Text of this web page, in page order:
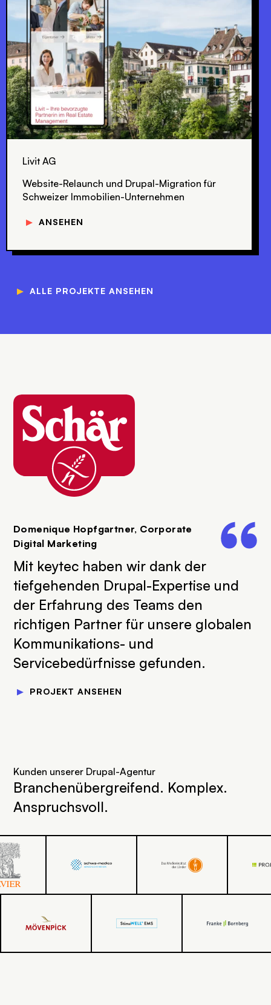
Livit AG
Website-Relaunch und Drupal-Migration für
Schweizer Immobilien-Unternehmen
▼ ANSEHEN
▼ ALLE PROJEKTE ANSEHEN
SVG
Domenique Hopfgartner, Corporate
Digital Marketing
Mit keytec haben wir dank der
tiefgehenden Drupal-Expertise und
der Erfahrung des Teams den
richtigen Partner für unsere globalen
Kommunikations- und
Servicebedürfnisse gefunden.
▼ PROJEKT ANSEHEN
Kunden unserer Drupal-Agentur
Branchenübergreifend. Komplex.
Anspruchsvoll.
SVG SVG SVG
SVG SVG SVG